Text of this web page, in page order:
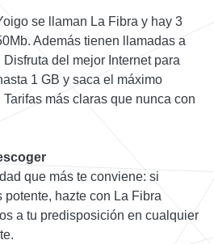
se llaman La Fibra y hay 3
Además tienen llamadas a
del mejor Internet para
1 GB y saca el máximo
más claras que nunca con
que más te conviene: si
potente, hazte con La Fibra
a tu predisposición en cualquier